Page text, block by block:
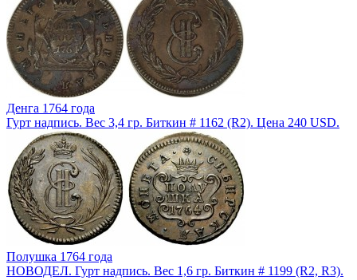
Денга 1764 года
Гурт надпись. Вес 3,4 гр. Биткин # 1162 (R2). Цена 240 USD.
Полушка 1764 года
НОВОДЕЛ. Гурт надпись. Вес 1,6 гр. Биткин # 1199 (R2, R3).